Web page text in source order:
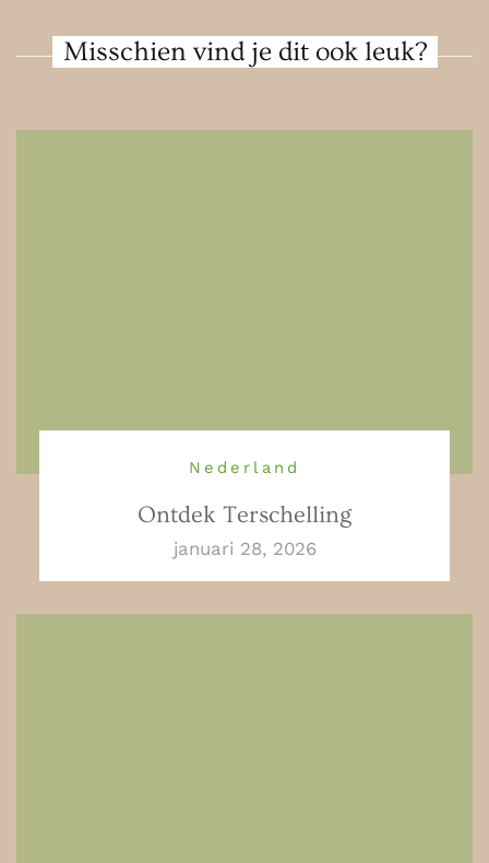
Misschien vind je dit ook leuk?
Nederland
Ontdek Terschelling
januari 28, 2026